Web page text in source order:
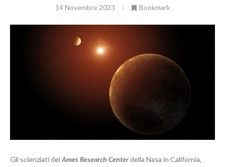
14 Novembre 2023 Bookmark
Gli scienziati del Ames Research Centerdella Nasa in California,